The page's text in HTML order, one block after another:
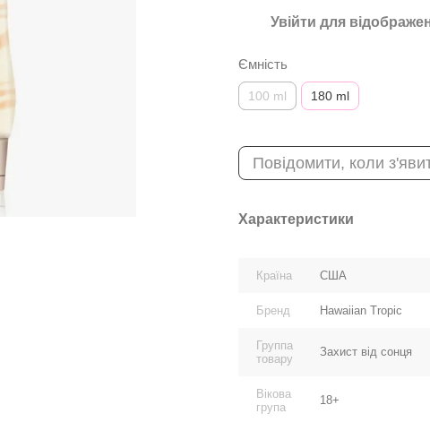
Увійти для
Ємність
100 ml 180 ml
Повідомити, коли
Характеристики
Країна США
Бренд Hawaiian Tropic
Группа
товару
Захист від сонця
Вікова
група
18+